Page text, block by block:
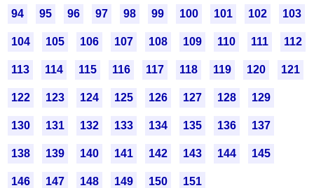
94 95 96 97 98 99 100 101 102 103
104 105 106 107 108 109 110 111 112
113 114 115 116 117 118 119 120 121
122 123 124 125 126 127 128 129
130 131 132 133 134 135 136 137
138 139 140 141 142 143 144 145
146 147 148 149 150
151